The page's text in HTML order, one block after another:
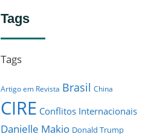
Tags
Tags
Artigo em Revista Brasil China
CIRE Conflitos Internacionais
Danielle Makio Donald Trump